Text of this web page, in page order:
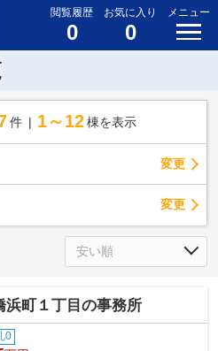
閲覧履歴
0
お気に入り
0
メニュー
件 1～12 棟を表示
変更
変更
浜町１丁目の事務所
0